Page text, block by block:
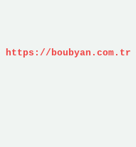
https://boubyan.com.tr